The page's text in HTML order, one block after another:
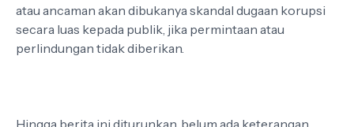
atau ancaman akan dibukanya skandal dugaan korupsi
secara luas kepada publik, jika permintaan atau
perlindungan tidak diberikan.
Hingga berita ini diturunkan, belum ada keterangan